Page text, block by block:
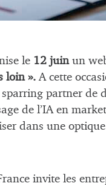
le 12 juinun
loin ». A cette
partner de
de l’IA en
dans une
invite les